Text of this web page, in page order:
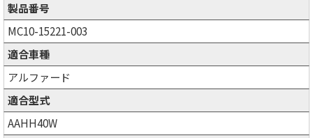
製品番号
MC10-15221-003
適合車種
アルファード
適合型式
AAHH40W